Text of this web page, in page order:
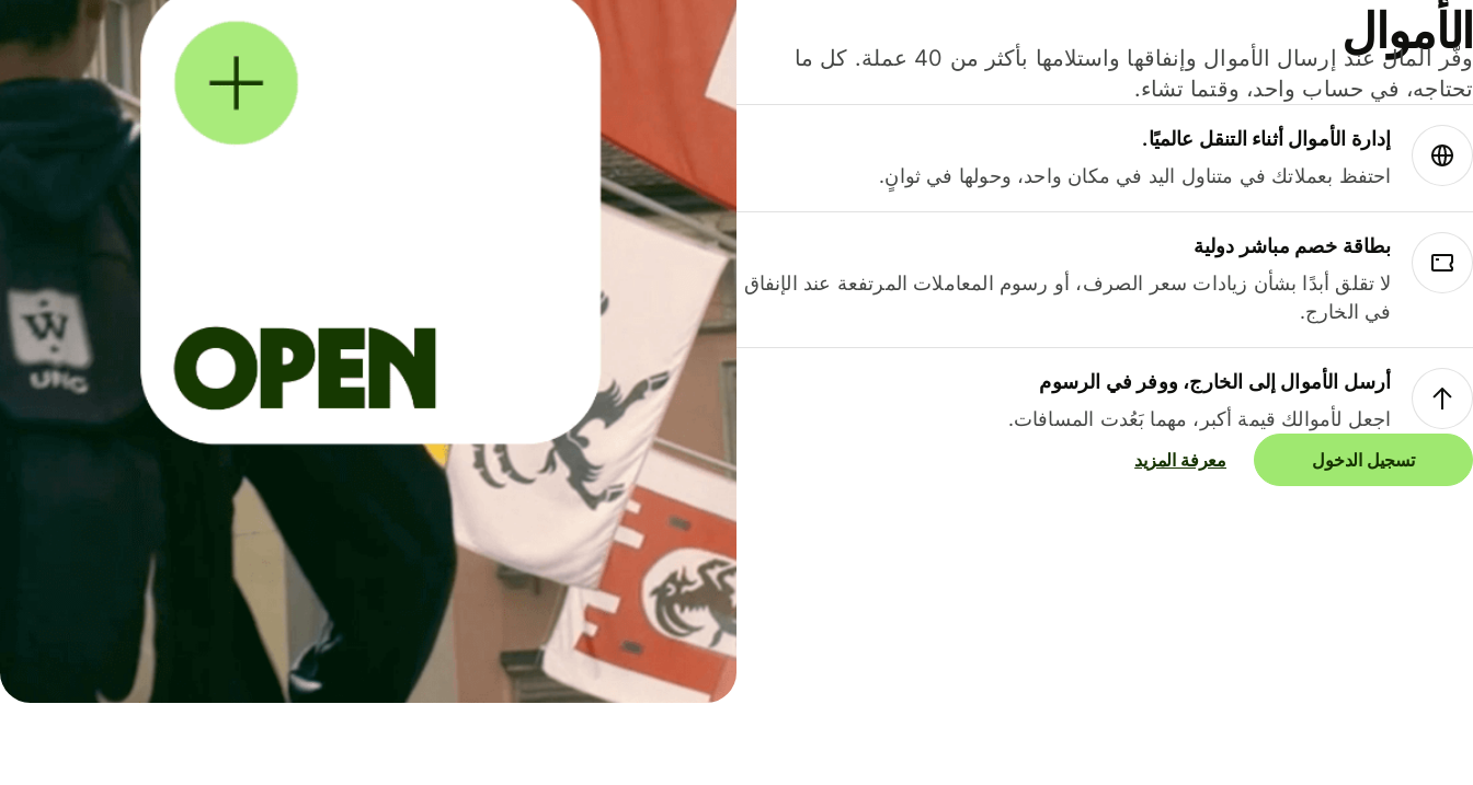
الأموال
وفّر المال عند إرسال الأموال وإنفاقها واستلامها بأكثر من 40 عملة. كل ما
تحتاجه، في حساب واحد، وقتما تشاء.
إدارة الأموال أثناء التنقل عالميًا.
احتفظ بعملاتك في متناول اليد في مكان واحد، وحولها في ثوانٍ.
بطاقة خصم مباشر دولية
لا تقلق أبدًا بشأن زيادات سعر الصرف، أو رسوم المعاملات المرتفعة عند الإنفاق
في الخارج.
أرسل الأموال إلى الخارج، ووفر في الرسوم
اجعل لأموالك قيمة أكبر، مهما بَعُدت المسافات.
تسجيل الدخول معرفة المزيد